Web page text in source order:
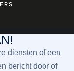
diensten of een
bericht door of